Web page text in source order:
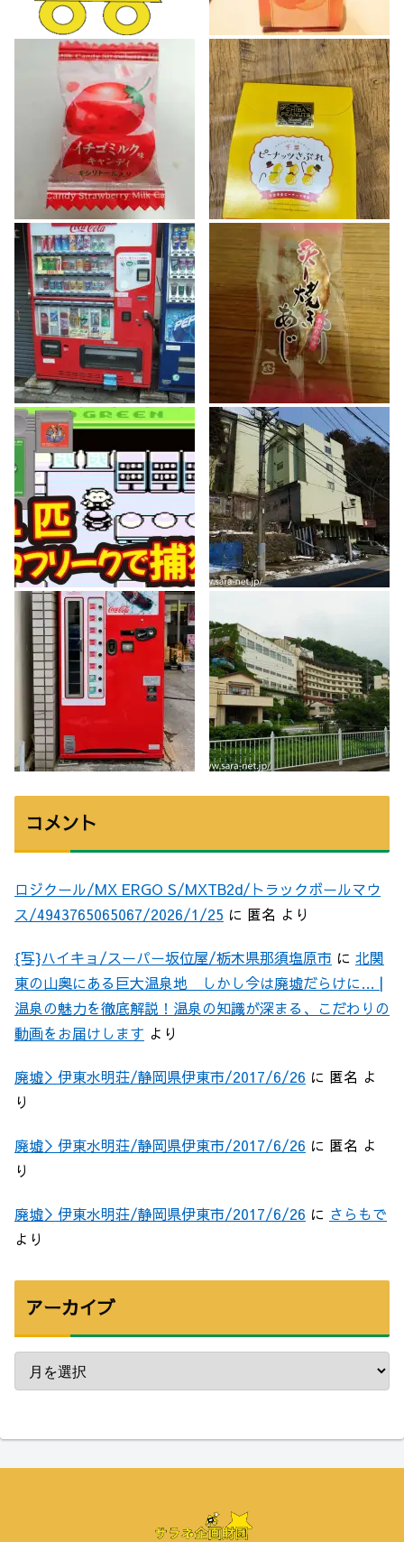
コメント
ロジクール/MX ERGO S/MXTB2d/トラックボールマウ
ス/4943765065067/2026/1/25 に 匿名 より
{写}ハイキョ/スーパー坂位屋/栃木県那須塩原市 に 北関
東の山奥にある巨大温泉地 しかし今は廃墟だらけに… |
温泉の魅力を徹底解説！温泉の知識が深まる、こだわりの
動画をお届けします より
廃墟＞伊東水明荘/静岡県伊東市/2017/6/26 に 匿名 よ
り
廃墟＞伊東水明荘/静岡県伊東市/2017/6/26 に 匿名 よ
り
廃墟＞伊東水明荘/静岡県伊東市/2017/6/26 に さらもで
より
アーカイブ